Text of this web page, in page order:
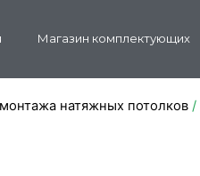
Магазин комплектующих
натяжных потолков /